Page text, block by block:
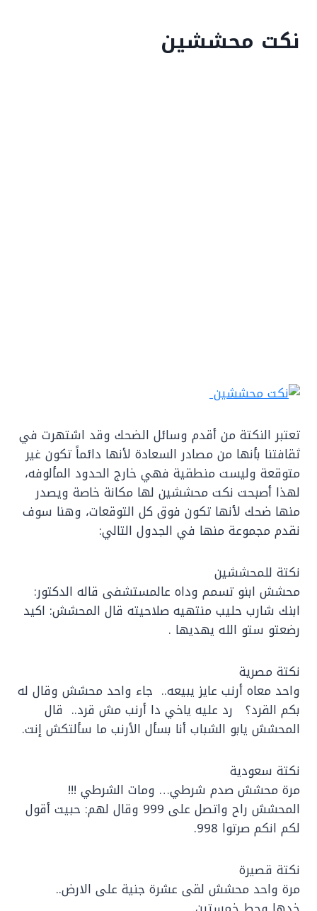
نكت محششين
تعتبر النكتة من أقدم وسائل الضحك وقد اشتهرت في
ثقافتنا بأنها من مصادر السعادة لأنها دائماً تكون غير
متوقعة وليست منطقية فهي خارج الحدود المألوفه،
لهذا أصبحت نكت محششين لها مكانة خاصة ويصدر
منها ضحك لأنها تكون فوق كل التوقعات، وهنا سوف
نقدم مجموعة منها في الجدول التالي:
نكتة للمحششين
محشش ابنو تسمم وداه عالمستشفى قاله الدكتور:
ابنك شارب حليب منتهيه صلاحيته قال المحشش: اكيد
رضعتو ستو الله يهديها .
نكتة مصرية
واحد معاه أرنب عايز يبيعه.. جاء واحد محشش وقال له
بكم القرد؟ رد عليه ياخي دا أرنب مش قرد.. قال
المحشش يابو الشباب أنا بسأل الأرنب ما سألتكش إنت.
نكتة سعودية
مرة محشش صدم شرطي… ومات الشرطي !!!
المحشش راح واتصل على 999 وقال لهم: حبيت أقول
لكم انكم صرتوا 998.
نكتة قصيرة
مرة واحد محشش لقى عشرة جنية على الارض..